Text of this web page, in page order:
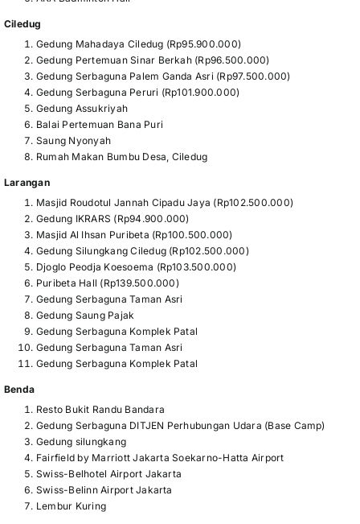
Ciledug
Gedung Mahadaya Ciledug (Rp95.900.000)
Gedung Pertemuan Sinar Berkah (Rp96.500.000)
Gedung Serbaguna Palem Ganda Asri (Rp97.500.000)
Gedung Serbaguna Peruri (Rp101.900.000)
Gedung Assukriyah
Balai Pertemuan Bana Puri
Saung Nyonyah
Rumah Makan Bumbu Desa, Ciledug
Larangan
Masjid Roudotul Jannah Cipadu Jaya (Rp102.500.000)
Gedung IKRARS (Rp94.900.000)
Masjid Al Ihsan Puribeta (Rp100.500.000)
Gedung Silungkang Ciledug (Rp102.500.000)
Djoglo Peodja Koesoema (Rp103.500.000)
Puribeta Hall (Rp139.500.000)
Gedung Serbaguna Taman Asri
Gedung Saung Pajak
Gedung Serbaguna Komplek Patal
Gedung Serbaguna Taman Asri
Gedung Serbaguna Komplek Patal
Benda
Resto Bukit Randu Bandara
Gedung Serbaguna DITJEN Perhubungan Udara (Base Camp)
Gedung silungkang
Fairfield by Marriott Jakarta Soekarno-Hatta Airport
Swiss-Belhotel Airport Jakarta
Swiss-Belinn Airport Jakarta
Lembur Kuring